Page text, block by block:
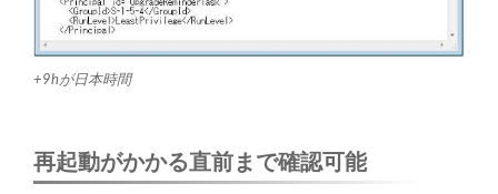
+9hが日本時間
再起動がかかる直前まで確認可能